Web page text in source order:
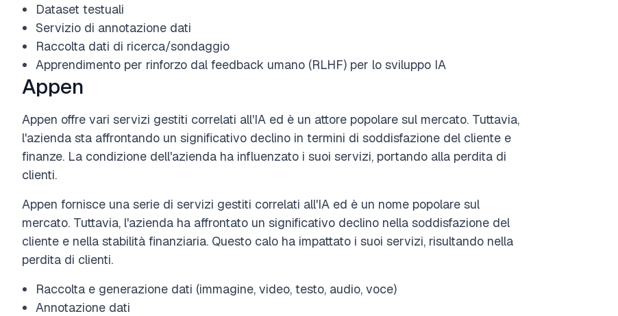
Dataset testuali
Servizio di annotazione dati
Raccolta dati di ricerca/sondaggio
Apprendimento per rinforzo dal feedback umano (RLHF) per lo sviluppo IA
Appen
Appen offre vari servizi gestiti correlati all'IA ed è un attore popolare sul mercato. Tuttavia,
l'azienda sta affrontando un significativo declino in termini di soddisfazione del cliente e
finanze. La condizione dell'azienda ha influenzato i suoi servizi, portando alla perdita di
clienti.
Appen fornisce una serie di servizi gestiti correlati all'IA ed è un nome popolare sul
mercato. Tuttavia, l'azienda ha affrontato un significativo declino nella soddisfazione del
cliente e nella stabilità finanziaria. Questo calo ha impattato i suoi servizi, risultando nella
perdita di clienti.
Raccolta e generazione dati (immagine, video, testo, audio, voce)
Annotazione dati